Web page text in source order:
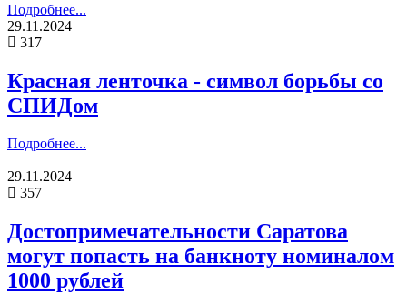
Подробнее...
29.11.2024
317
Красная ленточка - символ борьбы со
СПИДом
Подробнее...
29.11.2024
357
Достопримечательности Саратова
могут попасть на банкноту номиналом
1000 рублей